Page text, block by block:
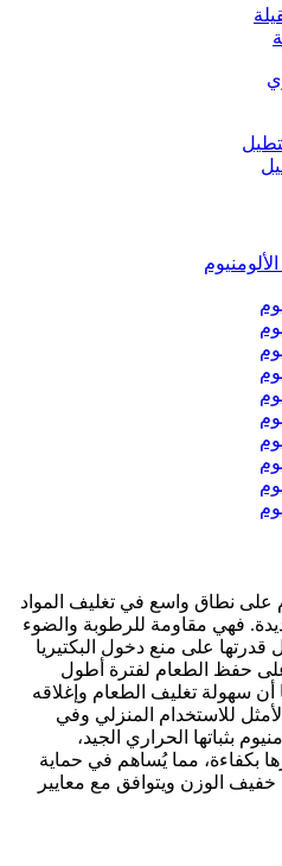
على نطاق واسع في تغليف المواد
فهي مقاومة للرطوبة والضوء
قدرتها على منع دخول البكتيريا
حفظ الطعام لفترة أطول
أن سهولة تغليف الطعام وإغلاقه
للاستخدام المنزلي وفي
بثباتها الحراري الجيد،
بكفاءة، مما يُساهم في حماية
خفيف الوزن ويتوافق مع معايير